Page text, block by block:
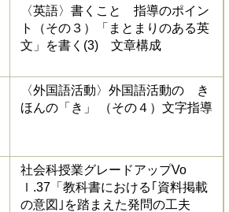
〈英語〉書くこと 指導のポイン
ト（その３）「まとまりのある英
文」を書く(3) 文章構成
〈外国語活動〉外国語活動の き
ほんの「き」 （その４）文字指導
社会科授業グレードアップVo
ｌ.37「教科書における｢資料掲載
の意図｣を踏まえた発問の工夫